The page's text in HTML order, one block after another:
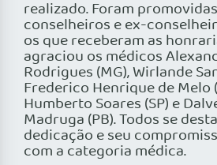
realizado. Foram
conselheiros e ex-
os que receberam as
agraciou os médicos
Rodrigues (MG), Wirlande
Frederico Henrique de Melo
Humberto Soares (SP) e
Madruga (PB). Todos se
dedicação e seu
com a categoria médica.